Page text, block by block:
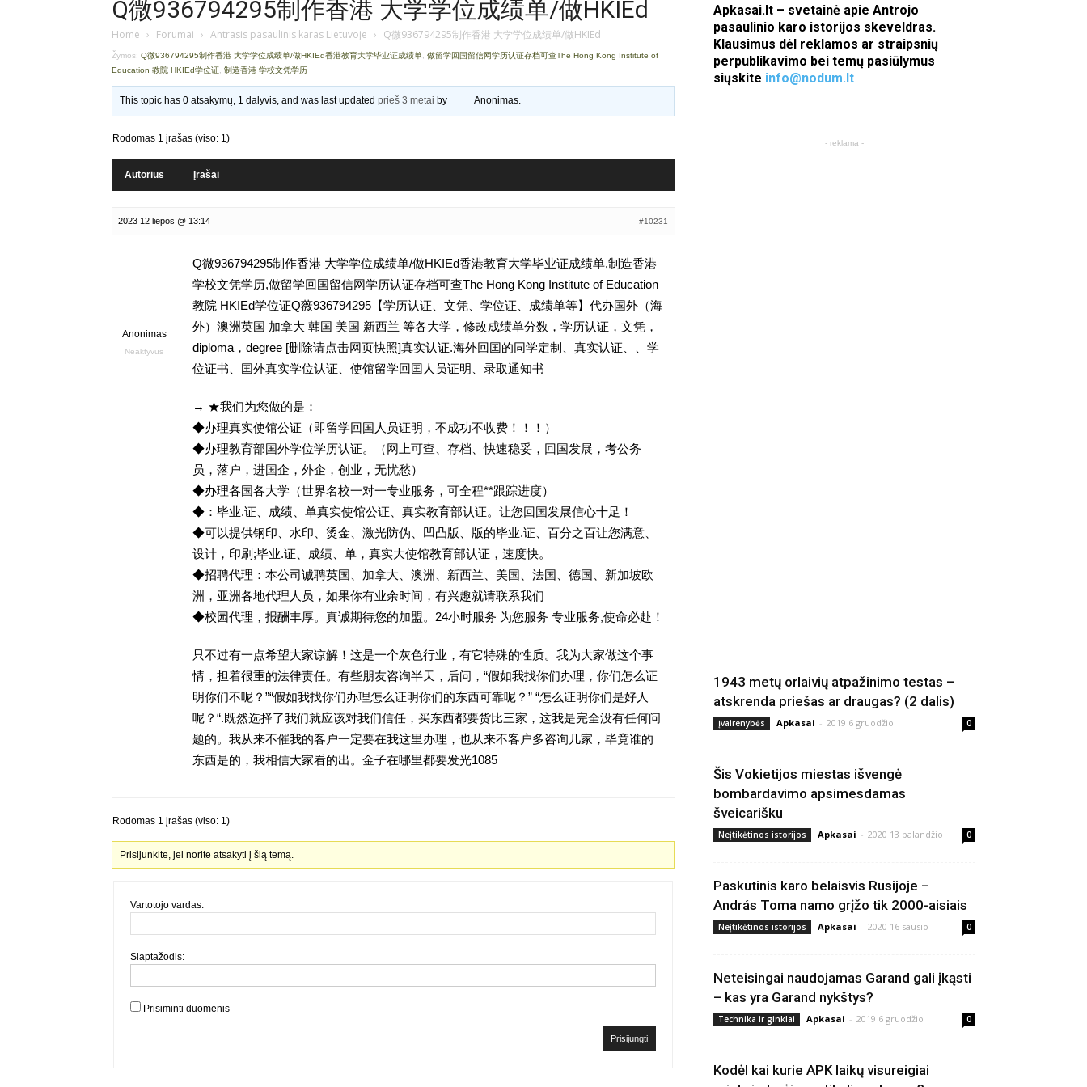
Apkasai.lt
Q微936794295制作香港 大学学位成绩单/做HKIEd
Home › Forumai › Antrasis pasaulinis karas Lietuvoje › Q微936794295制作香港 大学学位成绩单/做HKIEd
Žymos: Q微936794295制作香港 大学学位成绩单/做HKIEd香港教育大学毕业证成绩单 做留学回国留信网学历认证存档可查The Hong Kong Institute of
Education 教院 HKIEd学位证 制造香港 学校文凭学历
This topic has 0 atsakymų, 1 dalyvis, and was last updatedprieš 3 metai by Anonimas.
Rodomas 1 įrašas (viso: 1)
Autorius Įrašai
2023 12 liepos @ 13:14 #10231
Anonimas
Neaktyvus
Q微936794295制作香港 大学学位成绩单/做HKIEd香港教育大学毕业证成绩单,制造香港
学校文凭学历,做留学回国留信网学历认证存档可查The Hong Kong Institute of Education
教院 HKIEd学位证Q薇936794295【学历认证、文凭、学位证、成绩单等】代办国外（海
外）澳洲英国 加拿大 韩国 美国 新西兰 等各大学，修改成绩单分数，学历认证，文凭，
diploma，degree [删除请点击网页快照]真实认证.海外回囯的同学定制、真实认证、、学
位证书、囯外真实学位认证、使馆留学回囯人员证明、录取通知书
→ ★我们为您做的是：
◆办理真实使馆公证（即留学回国人员证明，不成功不收费！！！）
◆办理教育部国外学位学历认证。（网上可查、存档、快速稳妥，回国发展，考公务
员，落户，进国企，外企，创业，无忧愁）
◆办理各国各大学（世界名校一对一专业服务，可全程**跟踪进度）
◆：毕业.证、成绩、单真实使馆公证、真实教育部认证。让您回国发展信心十足！
◆可以提供钢印、水印、烫金、激光防伪、凹凸版、版的毕业.证、百分之百让您满意、
设计，印刷;毕业.证、成绩、单，真实大使馆教育部认证，速度快。
◆招聘代理：本公司诚聘英国、加拿大、澳洲、新西兰、美国、法国、德国、新加坡欧
洲，亚洲各地代理人员，如果你有业余时间，有兴趣就请联系我们
◆校园代理，报酬丰厚。真诚期待您的加盟。24小时服务 为您服务 专业服务,使命必赴！
只不过有一点希望大家谅解！这是一个灰色行业，有它特殊的性质。我为大家做这个事
情，担着很重的法律责任。有些朋友咨询半天，后问，“假如我找你们办理，你们怎么证
明你们不呢？”“假如我找你们办理怎么证明你们的东西可靠呢？” “怎么证明你们是好人
呢？“.既然选择了我们就应该对我们信任，买东西都要货比三家，这我是完全没有任何问
题的。我从来不催我的客户一定要在我这里办理，也从来不客户多咨询几家，毕竟谁的
东西是的，我相信大家看的出。金子在哪里都要发光1085
Rodomas 1 įrašas (viso: 1)
Prisijunkite, jei norite atsakyti į šią temą.
Vartotojo vardas:
Slaptažodis:
Prisiminti duomenis
Prisijungti
Apkasai.lt – svetainė apie Antrojo
pasaulinio karo istorijos skeveldras.
Klausimus dėl reklamos ar straipsnių
perpublikavimo bei temų pasiūlymus
siųskite info@nodum.lt
- reklama -
1943 metų orlaivių atpažinimo testas –
atskrenda priešas ar draugas? (2 dalis)
Įvairenybės Apkasai - 2019 6 gruodžio 0
Šis Vokietijos miestas išvengė
bombardavimo apsimesdamas
šveicarišku
Neįtikėtinos istorijos Apkasai - 2020 13 balandžio 0
Paskutinis karo belaisvis Rusijoje –
András Toma namo grįžo tik 2000-aisiais
Neįtikėtinos istorijos Apkasai - 2020 16 sausio 0
Neteisingai naudojamas Garand gali įkąsti
– kas yra Garand nykštys?
Technika ir ginklai Apkasai - 2019 6 gruodžio 0
Kodėl kai kurie APK laikų visureigiai